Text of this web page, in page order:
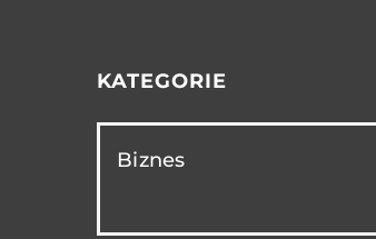
KATEGORIE
Biznes